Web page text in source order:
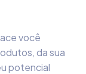
você
da sua
potencial